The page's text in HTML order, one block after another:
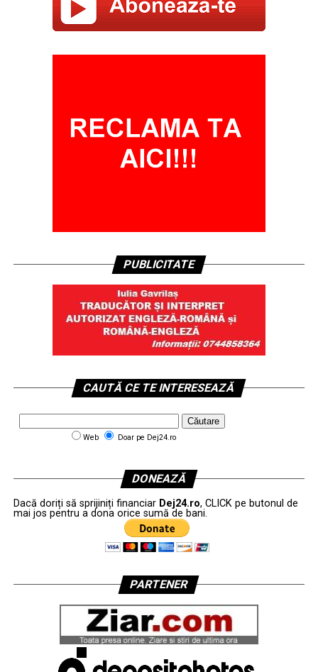
PUBLICITATE
CAUTĂ CE TE INTERESEAZĂ
Web Doar pe Dej24.ro
DONEAZĂ
Dacă doriți să sprijiniți financiar Dej24.ro, CLICK pe butonul de
mai jos pentru a dona orice sumă de bani.
PARTENER